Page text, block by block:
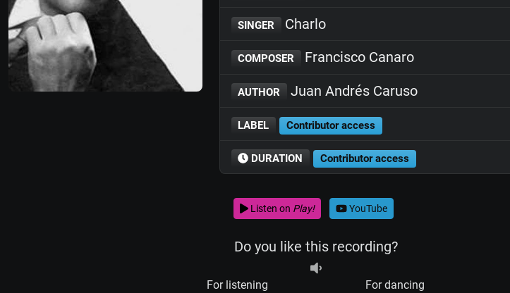
SINGER Charlo
COMPOSER Francisco Canaro
AUTHOR Juan Andrés Caruso
LABEL Contributor access
DURATION Contributor access
Listen on Play! YouTube
Do you like this recording?
For listening For dancing